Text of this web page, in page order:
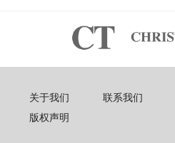
关于我们 联系我们
版权声明